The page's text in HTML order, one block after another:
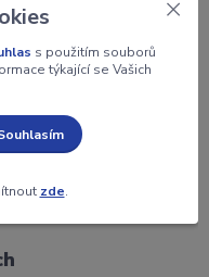
s použitím souborů
týkající se Vašich
zde.